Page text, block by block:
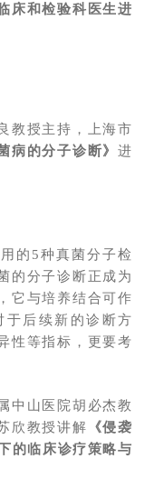
床和检验科医生进
教授主持，上海市
病的分子诊断》进
的5种真菌分子检
的分子诊断正成为
它与培养结合可作
于后续新的诊断方
性等指标，更要考
中山医院胡必杰教
欣教授讲解
《侵袭
的临床诊疗策略与